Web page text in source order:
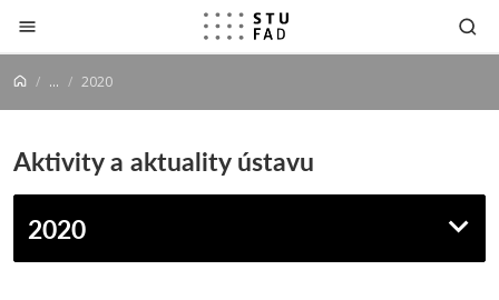
Prejsť na obsah
... 2020
Aktivity a aktuality ústavu
2020